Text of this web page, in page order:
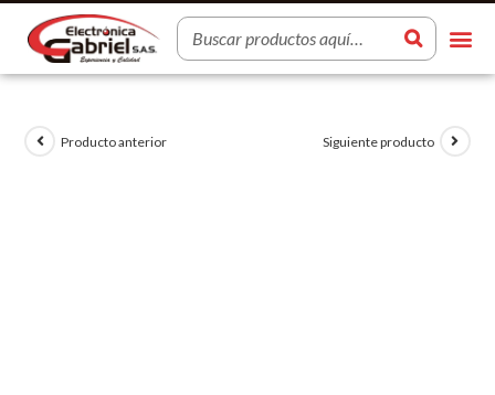
Producto anterior Siguiente producto